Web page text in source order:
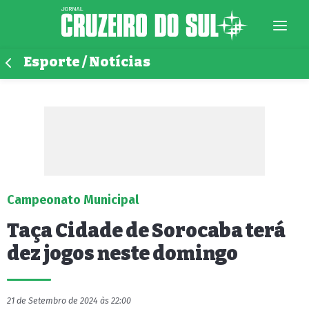
Esporte / Notícias
Campeonato Municipal
Taça Cidade de Sorocaba terá
dez jogos neste domingo
21 de Setembro de 2024 às 22:00